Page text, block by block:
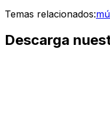
Temas relacionados:
Descarga